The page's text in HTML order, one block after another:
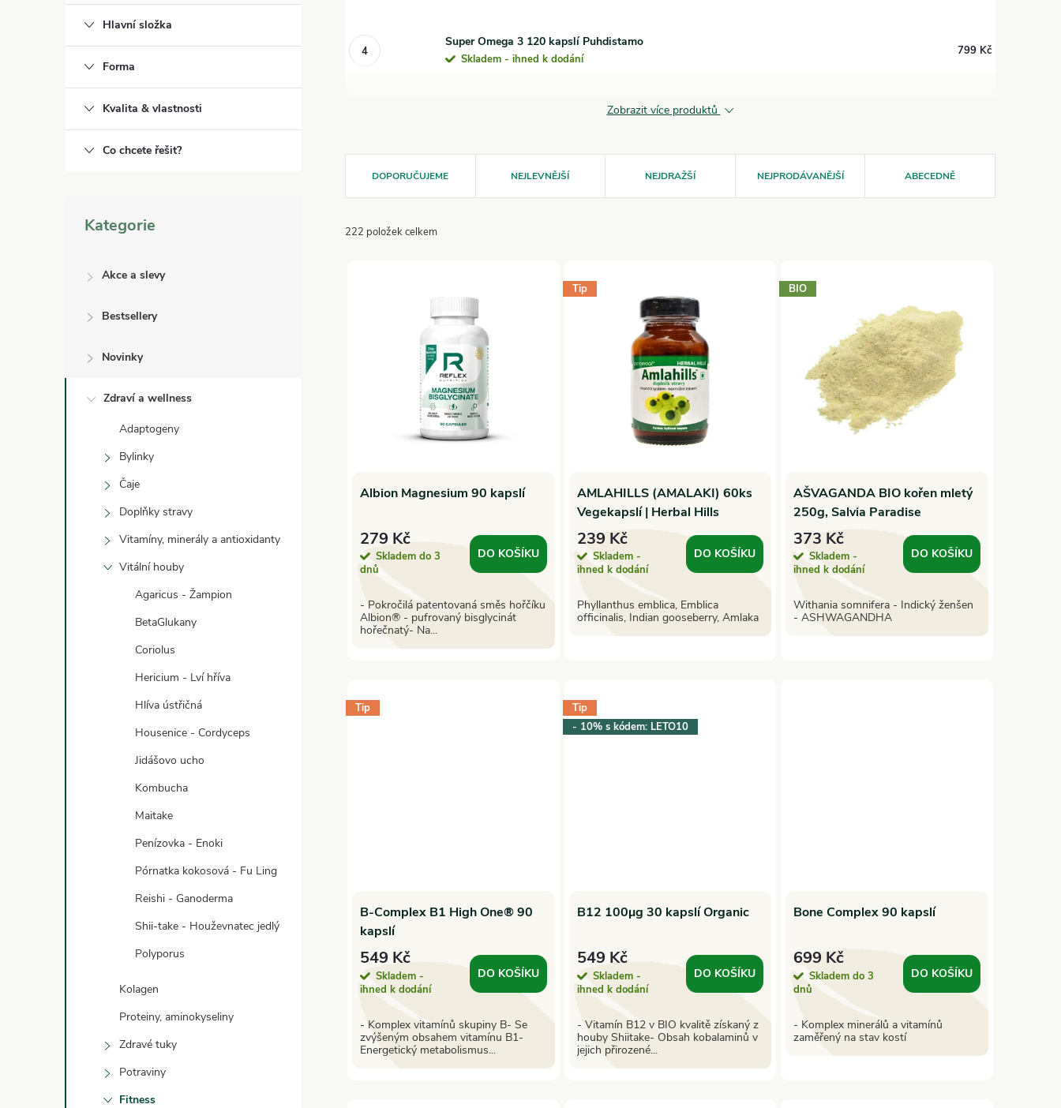
Hlavní složka
Forma
Kvalita & vlastnosti
Co chcete řešit?
kategorie
Kategorie
Akce a slevy
Bestsellery
Novinky
Zdraví a wellness
Adaptogeny
Bylinky
Čaje
Doplňky stravy
Vitamíny, minerály a antioxidanty
Vitální houby
Agaricus - Žampion
BetaGlukany
Coriolus
Hericium - Lví hříva
Hlíva ústřičná
Housenice - Cordyceps
Jidášovo ucho
Kombucha
Maitake
Penízovka - Enoki
Pórnatka kokosová - Fu Ling
Reishi - Ganoderma
Shii-take - Houževnatec jedlý
Polyporus
Kolagen
Proteiny, aminokyseliny
Zdravé tuky
Potraviny
Fitness
Super Omega 3 120 kapslí Puhdistamo
Skladem - ihned k dodání
799 Kč
Zobrazit více produktů
a
o
d
u
DOPORUČUJEME NEJLEVNĚJŠÍ NEJDRAŽŠÍ NEJPRODÁVANĚJŠÍ ABECEDNĚ
222 položek celkem
o
d
u
t
Albion Magnesium 90 kapslí
279 Kč
Skladem do 3
dnů
DO KOŠÍKU
- Pokročilá patentovaná směs hořčíku
Albion® - pufrovaný bisglycinát
hořečnatý- Na...
Tip
AMLAHILLS (AMALAKI) 60ks
Vegekapslí | Herbal Hills
239 Kč
Skladem -
ihned k dodání
DO KOŠÍKU
Phyllanthus emblica, Emblica
officinalis, Indian gooseberry, Amlaka
BIO
AŠVAGANDA BIO kořen mletý
250g, Salvia Paradise
373 Kč
Skladem -
ihned k dodání
DO KOŠÍKU
Withania somnifera - Indický ženšen
- ASHWAGANDHA
Tip
B-Complex B1 High One® 90
kapslí
549 Kč
Skladem -
ihned k dodání
DO KOŠÍKU
- Komplex vitamínů skupiny B- Se
zvýšeným obsahem vitamínu B1-
Energetický metabolismus...
Tip
- 10% s kódem: LETO10
B12 100µg 30 kapslí Organic
549 Kč
Skladem -
ihned k dodání
DO KOŠÍKU
- Vitamín B12 v BIO kvalitě získaný z
houby Shiitake- Obsah kobalaminů v
jejich přirozené...
Bone Complex 90 kapslí
699 Kč
Skladem do 3
dnů
DO KOŠÍKU
- Komplex minerálů a vitamínů
zaměřený na stav kostí